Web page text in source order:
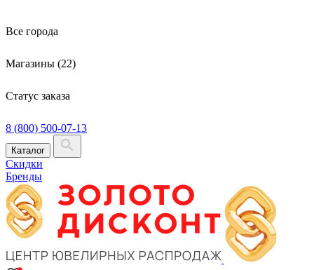
Все города
Магазины (22)
Статус заказа
8 (800) 500-07-13
Каталог
Скидки
Бренды